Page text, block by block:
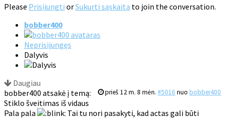
Please Prisijungti orSukurti sąskaitą to join the conversation.
bobber400
Neprisijungęs
Dalyvis
Daugiau
prieš 12 m. 8 mėn. #5016 nuo bobber400
bobber400 atsakė į temą:
Stiklo šveitimas iš vidaus
Pala pala
Tai tu nori pasakyti, kad actas gali būti